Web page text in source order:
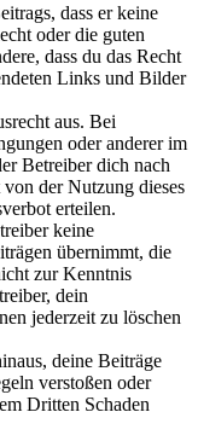
dass er keine
oder die guten
dass du das Recht
Links und Bilder
aus. Bei
oder anderer im
Betreiber dich nach
der Nutzung dieses
erteilen.
keine
übernimmt, die
zur Kenntnis
dein
jederzeit zu löschen
deine Beiträge
verstoßen oder
Dritten Schaden